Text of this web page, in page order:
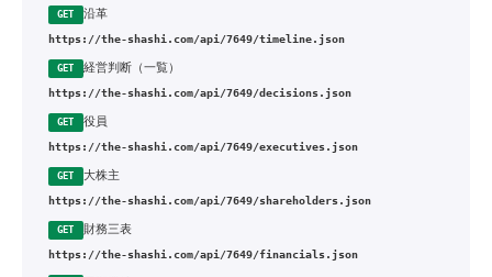
GET 沿革
https://the-shashi.com/api/7649/timeline.json
GET 経営判断（一覧）
https://the-shashi.com/api/7649/decisions.json
GET 役員
https://the-shashi.com/api/7649/executives.json
GET 大株主
https://the-shashi.com/api/7649/shareholders.json
GET 財務三表
https://the-shashi.com/api/7649/financials.json